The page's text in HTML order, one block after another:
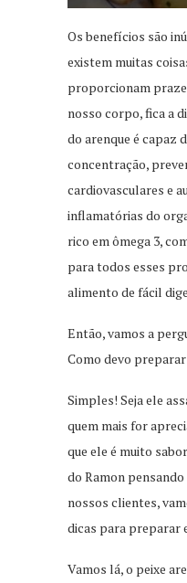
Os benefícios são
existem muitas
proporcionam
nosso corpo, fica a
do arenque é capaz
concentração,
cardiovasculares e
inflamatórias do
rico em ômega 3,
para todos esses
alimento de fácil
Então, vamos a
Como devo
Simples! Seja ele
quem mais for
que ele é muito
do Ramon
nossos clientes,
dicas para preparar
Vamos lá, o peixe